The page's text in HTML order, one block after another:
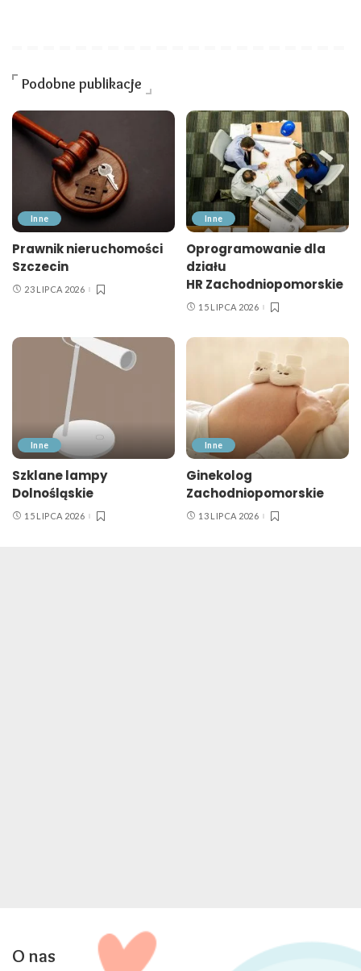
Podobne publikacje
Inne
Prawnik nieruchomości
Szczecin
23 LIPCA 2026
Inne
Oprogramowanie dla
działu
HR Zachodniopomorskie
15 LIPCA 2026
Inne
Szklane lampy
Dolnośląskie
15 LIPCA 2026
Inne
Ginekolog
Zachodniopomorskie
13 LIPCA 2026
O nas